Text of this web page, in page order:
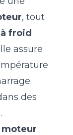
, tout
froid
assure
des
moteur